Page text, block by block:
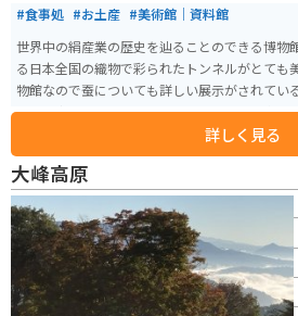
#食事処 #お土産 #美術館｜資料館
世界中の絹産業の歴史を辿ることのできる博物
る日本全国の織物で彩られたトンネルがとても
物館なので蚕についても詳しい展示がされてい
苦手な方は厳しいと思います．また，建物内に
ちゃん」というレストランがあるので，食事を
詳しく見る
大峰高原